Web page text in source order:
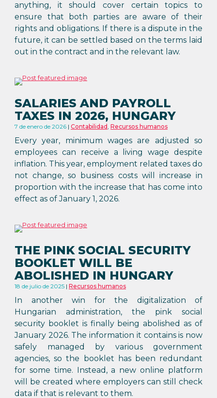
anything, it should cover certain topics to
ensure that both parties are aware of their
rights and obligations. If there is a dispute in the
future, it can be settled based on the terms laid
out in the contract and in the relevant law.
SALARIES AND PAYROLL
TAXES IN 2026, HUNGARY
7 de enero de 2026 Contabilidad, Recursos humanos
Every year, minimum wages are adjusted so
employees can receive a living wage despite
inflation. This year, employment related taxes do
not change, so business costs will increase in
proportion with the increase that has come into
effect as of January 1, 2026.
THE PINK SOCIAL SECURITY
BOOKLET WILL BE
ABOLISHED IN HUNGARY
18 de julio de 2025 Recursos humanos
In another win for the digitalization of
Hungarian administration, the pink social
security booklet is finally being abolished as of
January 2026. The information it contains is now
safely managed by various government
agencies, so the booklet has been redundant
for some time. Instead, a new online platform
will be created where employers can still check
data if that is relevant to them.